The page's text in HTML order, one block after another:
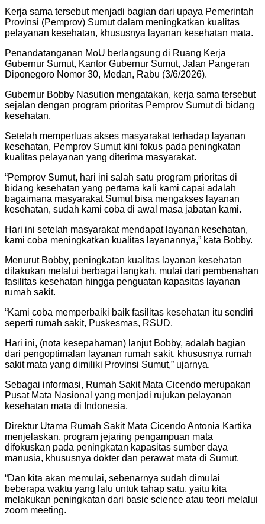
Kerja sama tersebut menjadi bagian dari upaya Pemerintah
Provinsi (Pemprov) Sumut dalam meningkatkan kualitas
pelayanan kesehatan, khususnya layanan kesehatan mata.
Penandatanganan MoU berlangsung di Ruang Kerja
Gubernur Sumut, Kantor Gubernur Sumut, Jalan Pangeran
Diponegoro Nomor 30, Medan, Rabu (3/6/2026).
Gubernur Bobby Nasution mengatakan, kerja sama tersebut
sejalan dengan program prioritas Pemprov Sumut di bidang
kesehatan.
Setelah memperluas akses masyarakat terhadap layanan
kesehatan, Pemprov Sumut kini fokus pada peningkatan
kualitas pelayanan yang diterima masyarakat.
“Pemprov Sumut, hari ini salah satu program prioritas di
bidang kesehatan yang pertama kali kami capai adalah
bagaimana masyarakat Sumut bisa mengakses layanan
kesehatan, sudah kami coba di awal masa jabatan kami.
Hari ini setelah masyarakat mendapat layanan kesehatan,
kami coba meningkatkan kualitas layanannya,” kata Bobby.
Menurut Bobby, peningkatan kualitas layanan kesehatan
dilakukan melalui berbagai langkah, mulai dari pembenahan
fasilitas kesehatan hingga penguatan kapasitas layanan
rumah sakit.
“Kami coba memperbaiki baik fasilitas kesehatan itu sendiri
seperti rumah sakit, Puskesmas, RSUD.
Hari ini, (nota kesepahaman) lanjut Bobby, adalah bagian
dari pengoptimalan layanan rumah sakit, khususnya rumah
sakit mata yang dimiliki Provinsi Sumut,” ujarnya.
Sebagai informasi, Rumah Sakit Mata Cicendo merupakan
Pusat Mata Nasional yang menjadi rujukan pelayanan
kesehatan mata di Indonesia.
Direktur Utama Rumah Sakit Mata Cicendo Antonia Kartika
menjelaskan, program jejaring pengampuan mata
difokuskan pada peningkatan kapasitas sumber daya
manusia, khususnya dokter dan perawat mata di Sumut.
“Dan kita akan memulai, sebenarnya sudah dimulai
beberapa waktu yang lalu untuk tahap satu, yaitu kita
melakukan peningkatan dari basic science atau teori melalui
zoom meeting.